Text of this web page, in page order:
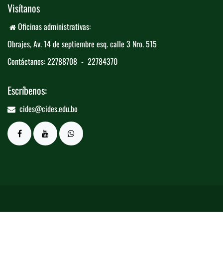
Visítanos
Oficinas administrativas:
Obrajes, Av. 14 de septiembre esq. calle 3 ​ ​Nro. 515
Contáctanos: 22788708 - 22784370
Escríbenos:
cides@cides.edu.bo